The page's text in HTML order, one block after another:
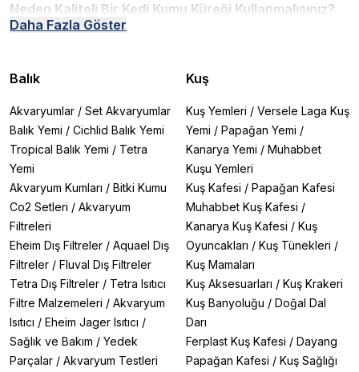
Neden Kaliteli Bir Kedi Kumu Küreği Kullanmalısınız?
✔ Hijyenik Temizlik:
sağlıklı plastik seçenekleri
Rahat tutuşlu sapıyla uzun
süreli kullanım konforu
Kum Tasarrufu:
Delikli yapısı sayesinde temiz kumu
korur, israfı önler
En Çok Tercih Edilen Kedi Kumu Kürekleri
Beeztees Paslanmaz Çelik Kürek– Uzun ömürlü ve
kolay temizlenebilir
Moderna Handy Serisi
– Renkli ve ergonomik
tasarımlar
Dar Aralıklı Kürekler– İnce taneli kumlar için özel
tasarım
Kapaklı Modeller– Temizlik sonrası saklama kolaylığı
Kedi Kumu Küreği Seçerken Dikkat Edilmesi
🔹 Kum Türü:İnce taneli kumlar için dar aralıklı
kürekler (Moderna Dar Aralıklı)
🔹 Dayanıklılık:Uzun süreli kullanım için paslanmaz
Daha Fazla Göster
Balık
Akvaryumlar / Set Akvaryumlar
Balık Yemi / Cichlid Balık Yemi
Tropical Balık Yemi / Tetra
Yemi
Akvaryum Kumları / Bitki Kumu
Co2 Setleri / Akvaryum
Filtreleri
Eheim Dış Filtreler / Aquael Dış
Filtreler / Fluval Dış Filtreler
Tetra Dış Filtreler / Tetra Isıtıcı
Filtre Malzemeleri / Akvaryum
Isıtıcı / Eheim Jager Isıtıcı /
Sağlık ve Bakım / Yedek
Parçalar / Akvaryum Testleri
Kuş
Kuş Yemleri / Versele Laga Kuş
Yemi / Papağan Yemi /
Kanarya Yemi / Muhabbet
Kuşu Yemleri
Kuş Kafesi / Papağan Kafesi
Muhabbet Kuş Kafesi /
Kanarya Kuş Kafesi / Kuş
Oyuncakları / Kuş Tünekleri /
Kuş Mamaları
Kuş Aksesuarları / Kuş Krakeri
Kuş Banyoluğu / Doğal Dal
Darı
Ferplast Kuş Kafesi / Dayang
Papağan Kafesi / Kuş Sağlığı